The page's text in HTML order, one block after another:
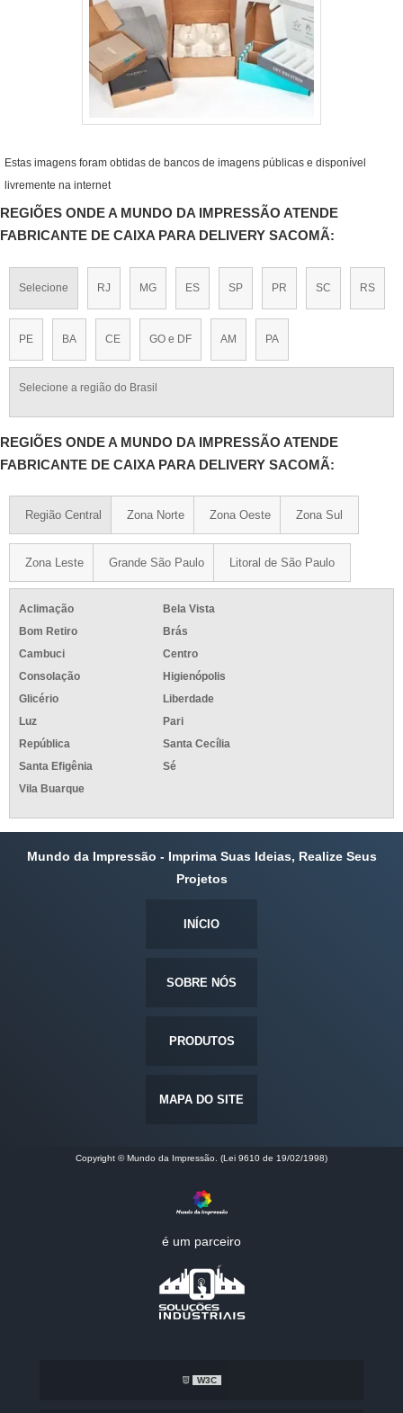
Estas imagens foram obtidas de bancos de imagens públicas e disponível
livremente na internet
REGIÕES ONDE A MUNDO DA IMPRESSÃO ATENDE
FABRICANTE DE CAIXA PARA DELIVERY SACOMÃ:
Selecione RJ MG ES SP PR SC RS
PE BA CE GO e DF AM PA
Selecione a região do Brasil
REGIÕES ONDE A MUNDO DA IMPRESSÃO ATENDE
FABRICANTE DE CAIXA PARA DELIVERY SACOMÃ:
Região Central Zona Norte Zona Oeste Zona Sul
Zona Leste Grande São Paulo Litoral de São Paulo
Aclimação
Bela Vista
Bom Retiro
Brás
Cambuci
Centro
Consolação
Higienópolis
Glicério
Liberdade
Luz
Pari
República
Santa Cecília
Santa Efigênia
Sé
Vila Buarque
Mundo da Impressão - Imprima Suas Ideias, Realize Seus
Projetos
INÍCIO
SOBRE NÓS
PRODUTOS
MAPA DO SITE
Copyright © Mundo da Impressão. (Lei 9610 de 19/02/1998)
é um parceiro
W3C